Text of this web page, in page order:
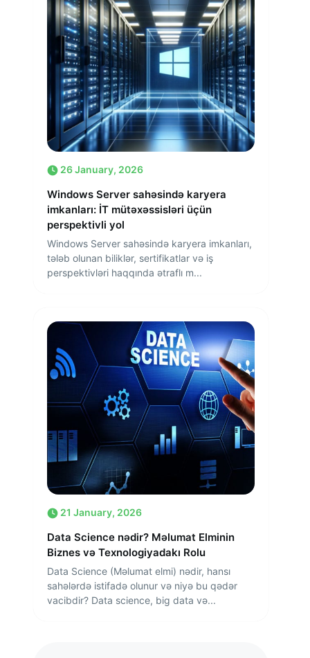
26 January, 2026
Windows Server sahəsində karyera
imkanları: İT mütəxəssisləri üçün
perspektivli yol
Windows Server sahəsində karyera imkanları,
tələb olunan biliklər, sertifikatlar və iş
perspektivləri haqqında ətraflı m...
21 January, 2026
Data Science nədir? Məlumat Elminin
Biznes və Texnologiyadakı Rolu
Data Science (Məlumat elmi) nədir, hansı
sahələrdə istifadə olunur və niyə bu qədər
vacibdir? Data science, big data və...